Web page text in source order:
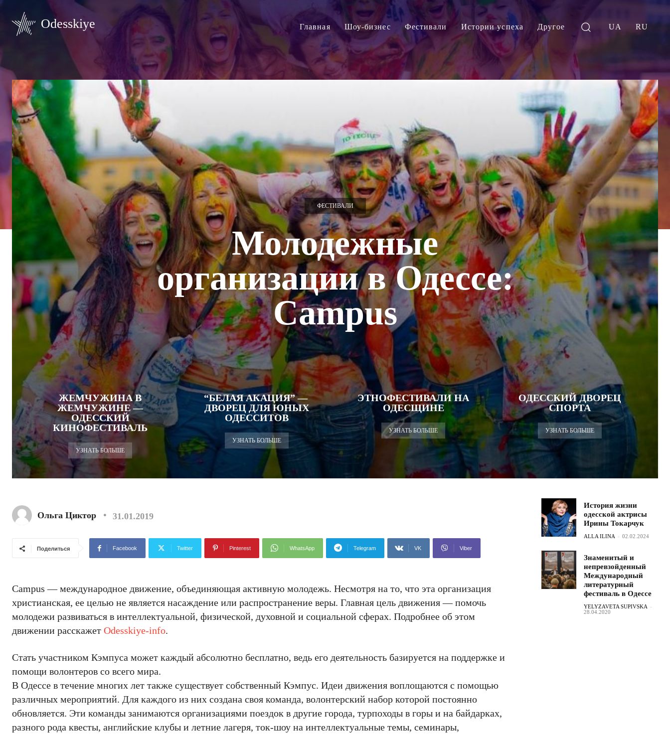
Odesskiye Главная Шоу-бизнес Фестивали Истории успеха Другое UA RU
ФЕСТИВАЛИ
Молодежные
организации в Одессе:
Campus
ЖЕМЧУЖИНА В
ЖЕМЧУЖИНЕ —
ОДЕССКИЙ
КИНОФЕСТИВАЛЬ
УЗНАТЬ БОЛЬШЕ
“БЕЛАЯ АКАЦИЯ” —
ДВОРЕЦ ДЛЯ ЮНЫХ
ОДЕССИТОВ
УЗНАТЬ БОЛЬШЕ
ЭТНОФЕСТИВАЛИ НА
ОДЕСЩИНЕ
УЗНАТЬ БОЛЬШЕ
ОДЕССКИЙ ДВОРЕЦ
СПОРТА
УЗНАТЬ БОЛЬШЕ
Ольга Циктор 31.01.2019
Поделиться Facebook Twitter Pinterest WhatsApp Telegram VK Viber
Campus — международное движение, объединяющая активную молодежь. Несмотря на то, что эта организация
христианская, ее целью не является насаждение или распространение веры. Главная цель движения — помочь
молодежи развиваться в интеллектуальной, физической, духовной и социальной сферах. Подробнее об этом
движении расскажет Odesskiye-info.
Стать участником Кэмпуса может каждый абсолютно бесплатно, ведь его деятельность базируется на поддержке и
помощи волонтеров со всего мира.
В Одессе в течение многих лет также существует собственный Кэмпус. Идеи движения воплощаются с помощью
различных мероприятий. Для каждого из них создана своя команда, волонтерский набор которой постоянно
обновляется. Эти команды занимаются организациями поездок в другие города, турпоходы в горы и на байдарках,
разного рода квесты, английские клубы и летние лагеря, ток-шоу на интеллектуальные темы, семинары,
История жизни
одесской актрисы
Ирины Токарчук
ALLA ILINA - 02.02.2024
Знаменитый и
непревзойденный
Международный
литературный
фестиваль в Одессе
YELYZAVETA SUPIVSKA -
28.04.2020